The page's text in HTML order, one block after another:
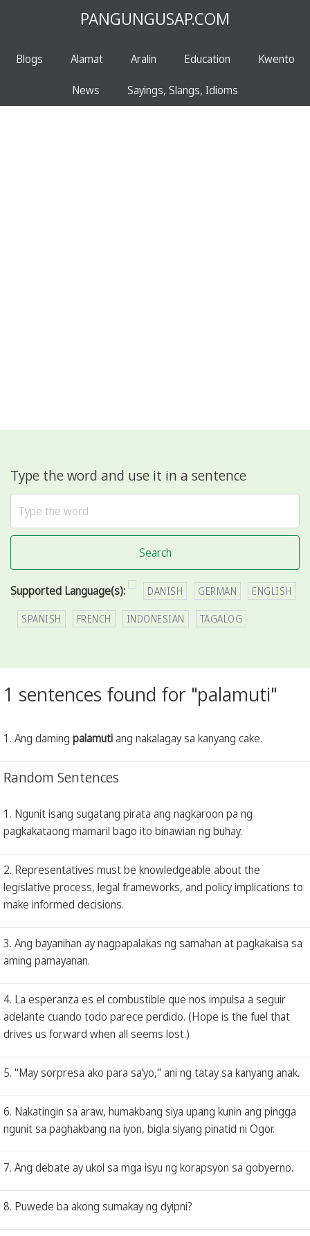
PANGUNGUSAP.COM
Blogs Alamat Aralin Education Kwento
News Sayings, Slangs, Idioms
Type the word and use it in a sentence
Search
Supported Language(s): DANISH GERMAN ENGLISH
SPANISH FRENCH INDONESIAN TAGALOG
1 sentences found for "palamuti"
1. Ang daming palamutiang nakalagay sa kanyang cake.
Random Sentences
1. Ngunit isang sugatang pirata ang nagkaroon pa ng
pagkakataong mamaril bago ito binawian ng buhay.
2. Representatives must be knowledgeable about the
legislative process, legal frameworks, and policy implications to
make informed decisions.
3. Ang bayanihan ay nagpapalakas ng samahan at pagkakaisa sa
aming pamayanan.
4. La esperanza es el combustible que nos impulsa a seguir
adelante cuando todo parece perdido. (Hope is the fuel that
drives us forward when all seems lost.)
5. "May sorpresa ako para sa’yo," ani ng tatay sa kanyang anak.
6. Nakatingin sa araw, humakbang siya upang kunin ang pingga
ngunit sa paghakbang na iyon, bigla siyang pinatid ni Ogor.
7. Ang debate ay ukol sa mga isyu ng korapsyon sa gobyerno.
8. Puwede ba akong sumakay ng dyipni?